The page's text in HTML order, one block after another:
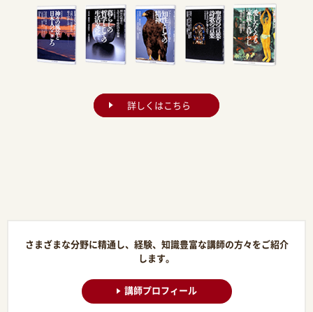
詳しくはこちら
さまざまな分野に精通し、経験、知識豊富な講師の方々をご紹介
します。
講師プロフィール